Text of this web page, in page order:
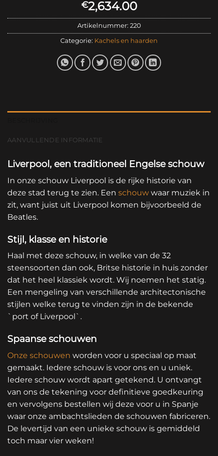
€2,634.00
Artikelnummer: 220
Categorie: Kachels en haarden
AANVULLENDE INFORMATIE
Liverpool, een traditioneel Engelse schouw
In onze schouw Liverpool is de rijke historie van
deze stad terug te zien. Een schouw waar muziek in
zit, want juist uit Liverpool komen bijvoorbeeld de
Beatles.
Stijl, klasse en historie
Haal met deze schouw, in welke van de 32
steensoorten dan ook, Britse historie in huis zonder
dat het heel klassiek wordt. Wij noemen het statig.
Een mengeling van verschillende architectonische
stijlen welke terug te vinden zijn in de bekende
`port of Liverpool`.
Spaanse schouwen
Onze schouwen worden voor u speciaal op maat
gemaakt. Iedere schouw is voor ons en u uniek.
Iedere schouw wordt apart getekend. U ontvangt
van ons de tekening voor definitieve goedkeuring
en vervolgens bestellen wij deze voor u in Spanje
waar onze ambachtslieden de schouwen fabriceren.
De levertijd van een unieke schouw is gemiddeld
toch maar vier weken!